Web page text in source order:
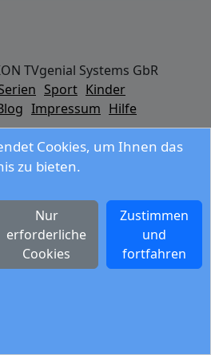
Cookies, um Ihnen das
zu bieten.
Zustimmen
und
fortfahren
Nur
erforderliche
Cookies
TVgenial Systems GbR
Sport Kinder
Impressum Hilfe